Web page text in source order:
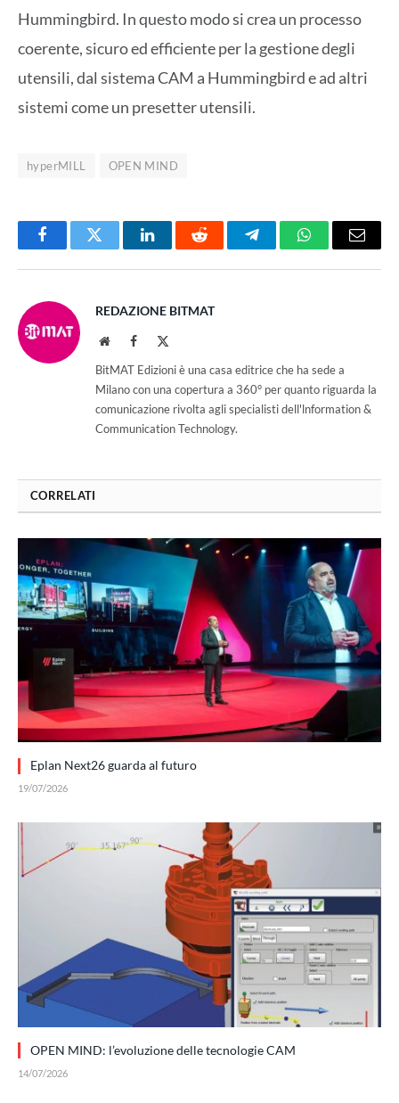
Hummingbird. In questo modo si crea un processo
coerente, sicuro ed efficiente per la gestione degli
utensili, dal sistema CAM a Hummingbird e ad altri
sistemi come un presetter utensili.
hyperMILL OPEN MIND
FacebookTwitter LinkedInReddit TelegramWhatsAppEmail
REDAZIONE BITMAT
WebsiteFacebook
BitMAT Edizioni è una casa editrice che ha sede a
Milano con una copertura a 360° per quanto riguarda la
comunicazione rivolta agli specialisti dell'lnformation &
Communication Technology.
CORRELATI
Eplan Next26 guarda al futuro
19/07/2026
OPEN MIND: l’evoluzione delle tecnologie CAM
14/07/2026